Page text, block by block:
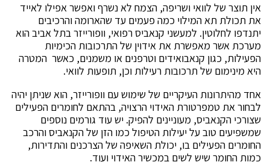
אין תוצר של לוואי ושריפה, הצמח לא נשרף ואפשר אפילו לאייד
את תכולת תא המילוי כמה פעמים עד שהארומה והרכיבים
יתנדפו לחלוטין. למעשני קנאביס רפואי, וופורייזר בתל אביב הוא
מערכת אשר מאפשרת את אידוין של התרכובות הכימיות
הפעילות, כגון קנאבואידים וטרפנים או משמנים, כאשר המטרה
היא מינימום של תרכובות רעילות וכן, תופעות לוואי.
אחד מהיתרונות העיקריים של שימוש עם וופורייזר, הוא שניתן יהיה
לבחור את טמפרטורת האידוי הרצויה, בהתאם לחומרים הפעילים
שצורכי הקנאביס, מעוניינים להפיק. יש עוד גורמים נוספים
שמשפיעים טוב על יעילות הטיפול כמו הזן של הקנאביס והרכב
החומרים הפעילים בו, יכולת השאיפה של הצרכנים והתדירות,
כמות החומר שיש לשים במכשיר האידוי ועוד.